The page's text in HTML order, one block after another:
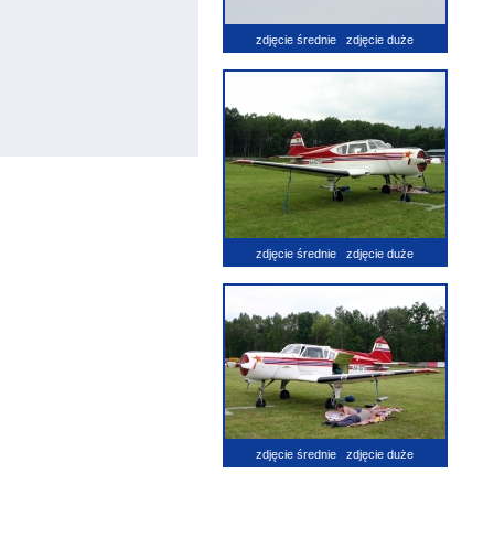
zdjęcie średnie zdjęcie duże
zdjęcie średnie zdjęcie duże
zdjęcie średnie zdjęcie duże